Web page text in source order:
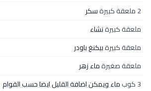
2 ملعقة كبيرة
سكر
ملعقة كبيرةنشاء
ملعقة كبيرةبيكنغ باودر
ملعقة صغيرةماء زهر
3 كوب
ماء ويمكن اضافة القليل ايضا حسب القوام